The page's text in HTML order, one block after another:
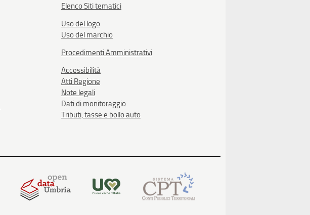
Elenco Siti tematici
Uso del logo
Uso del marchio
Procedimenti Amministrativi
Accessibilità
Atti Regione
Note legali
Dati di monitoraggio
Tributi, tasse e bollo auto